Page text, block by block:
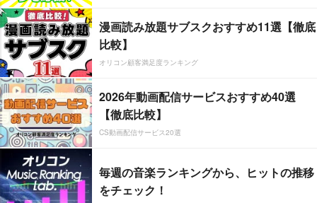
漫画読み放題サブスクおすすめ11選【徹底
比較】
オリコン顧客満足度ランキング
2026年動画配信サービスおすすめ40選
【徹底比較】
CS動画配信サービス20選
毎週の音楽ランキングから、ヒットの推移
をチェック！